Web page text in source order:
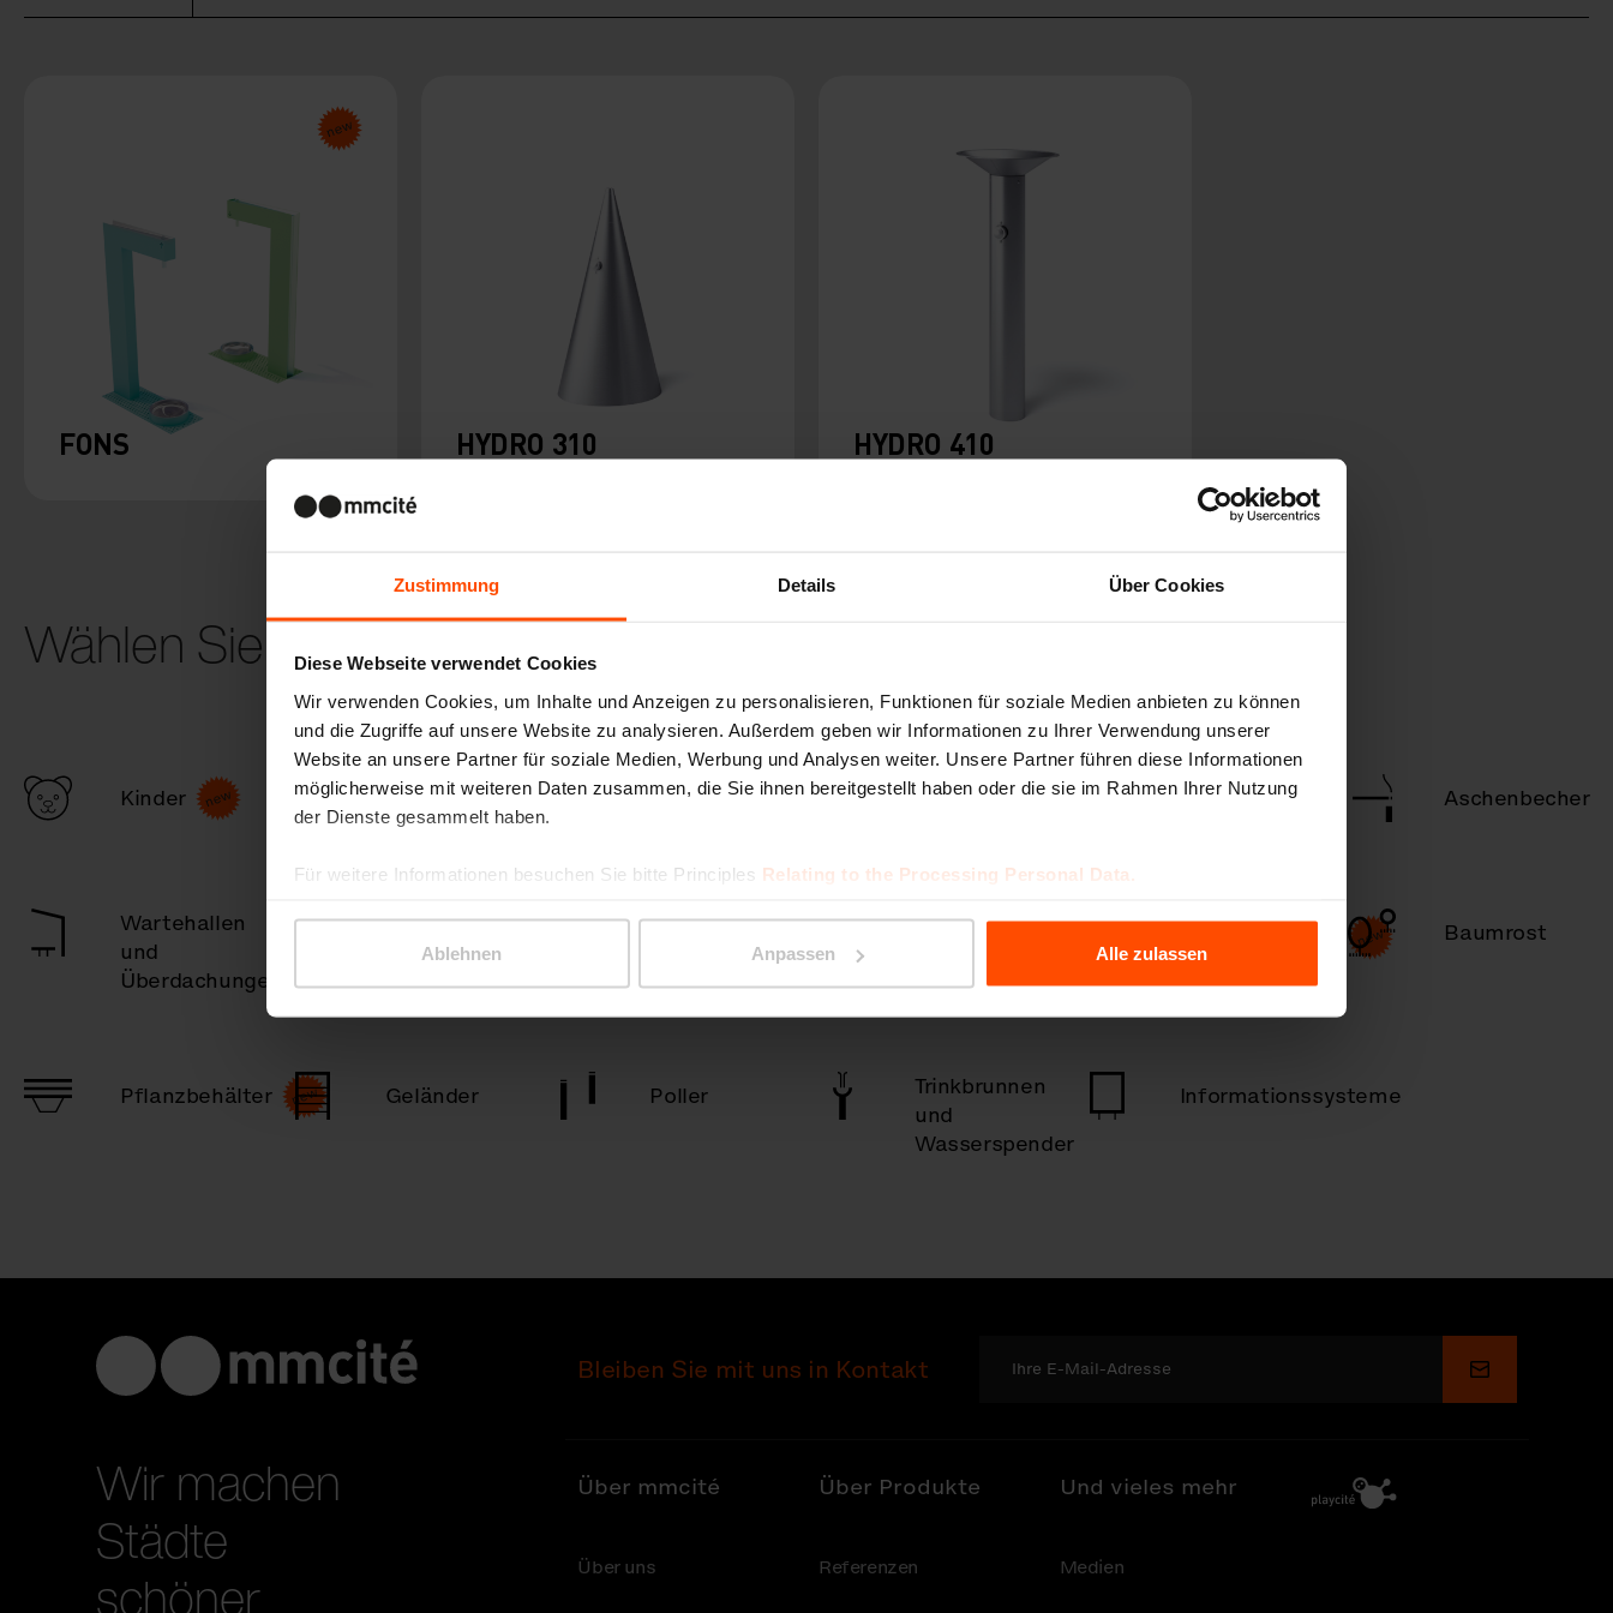
Zustimmung Details Über Cookies
Diese Webseite verwendet Cookies
Wir verwenden Cookies, um Inhalte und Anzeigen zu personalisieren, Funktionen für soziale Medien anbieten zu können
und die Zugriffe auf unsere Website zu analysieren. Außerdem geben wir Informationen zu Ihrer Verwendung unserer
Website an unsere Partner für soziale Medien, Werbung und Analysen weiter. Unsere Partner führen diese Informationen
möglicherweise mit weiteren Daten zusammen, die Sie ihnen bereitgestellt haben oder die sie im Rahmen Ihrer Nutzung
der Dienste gesammelt haben.
Für weitere Informationen besuchen Sie bitte Principles Relating to the Processing Personal Data.
Ablehnen Anpassen Alle zulassen
FONS HYDRO 310 HYDRO 410
Wählen Sie eine andere Kategorie aus
Kinder Parklets Sitzbänke
Überdachungen,
Abfallbehälter Aschenbecher
Wartehallen
und
Überdachungen
Fahrradständer
/ Rollerständer
Baumrost
Pflanzbehälter Geländer Poller
Trinkbrunnen
und
Wasserspender
Informationssysteme
Wir machen
Städte
schöner
Bleiben Sie mit uns in Kontakt Senden
Über mmcité
Über uns
Über Produkte
Referenzen
Und vieles mehr
Medien